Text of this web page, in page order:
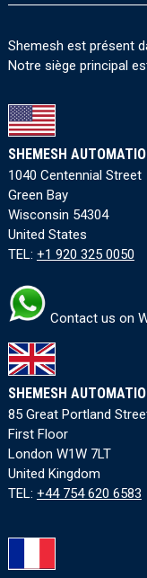
Shemesh est présent
Notre siège principal
SHEMESH
1040 Centennial Street
Green Bay
Wisconsin 54304
United States
TEL: +1 920 325 0050
Contact us on
SHEMESH
85 Great Portland
First Floor
London W1W 7LT
United Kingdom
TEL: +44 754 620 6583